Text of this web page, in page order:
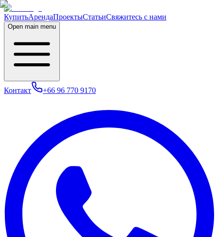
КупитьАрендаПроектыСтатьиСвяжитесь с нами
Open main menu
Контакт +66 96 770 9170